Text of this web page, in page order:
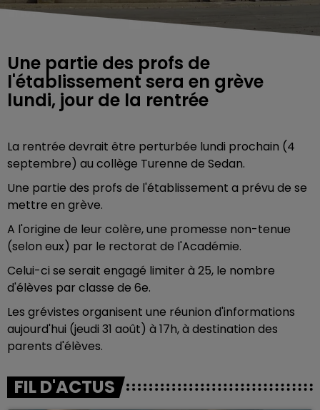
Une partie des profs de
l'établissement sera en grève
lundi, jour de la rentrée
La rentrée devrait être perturbée lundi prochain (4
septembre) au collège Turenne de Sedan.
Une partie des profs de l'établissement a prévu de se
mettre en grève.
A l'origine de leur colère, une promesse non-tenue
(selon eux) par le rectorat de l'Académie.
Celui-ci se serait engagé limiter à 25, le nombre
d'élèves par classe de 6e.
Les grévistes organisent une réunion d'informations
aujourd'hui (jeudi 31 août) à 17h, à destination des
parents d'élèves.
FIL D'ACTUS